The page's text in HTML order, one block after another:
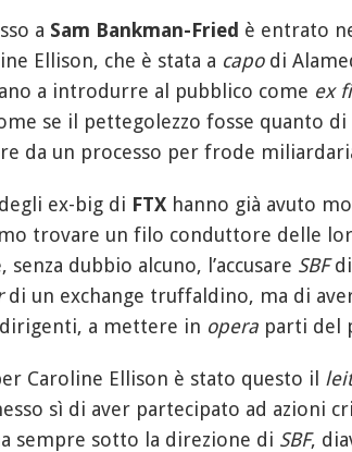
a Sam Bankman-Fried è entrato
Ellison, che è stata a capodi
a introdurre al pubblico come ex
se il pettegolezzo fosse quanto
da un processo per frode
ex-big di FTXhanno già avuto
trovare un filo conduttore delle
senza dubbio alcuno, l’accusare SBFdi
di un exchange truffaldino, ma di
a mettere in operaparti del
Caroline Ellison è stato questo il
sì di aver partecipato ad azioni
sempre sotto la direzione di SBF,